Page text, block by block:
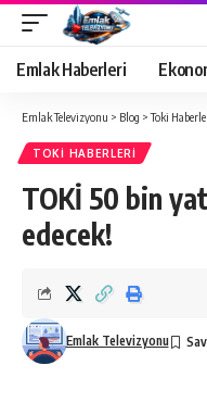
Emlak Haberleri
Emlak Televizyonu > Blog >Toki
TOKI HABERLERI
TOKİ 50 bin
edecek!
Emlak Televizyonu